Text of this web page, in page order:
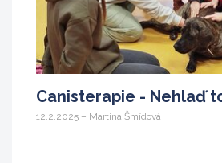
Canisterapie - Nehlaď
12.2.2025 – Martina Šmídová